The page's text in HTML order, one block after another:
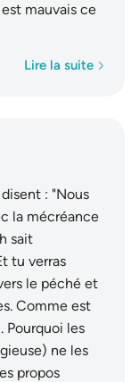
mauvais ce
Lire la suite
disent : "Nous
la mécréance
sait
tu verras
le péché et
Comme est
. Pourquoi les
ne les
propos